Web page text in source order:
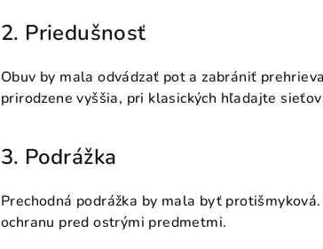
2. Priedušnosť
Obuv by mala odvádzať pot a zabrániť
prirodzene vyššia, pri klasických hľadajte
3. Podrážka
Prechodná podrážka by mala byť
ochranu pred ostrými predmetmi.